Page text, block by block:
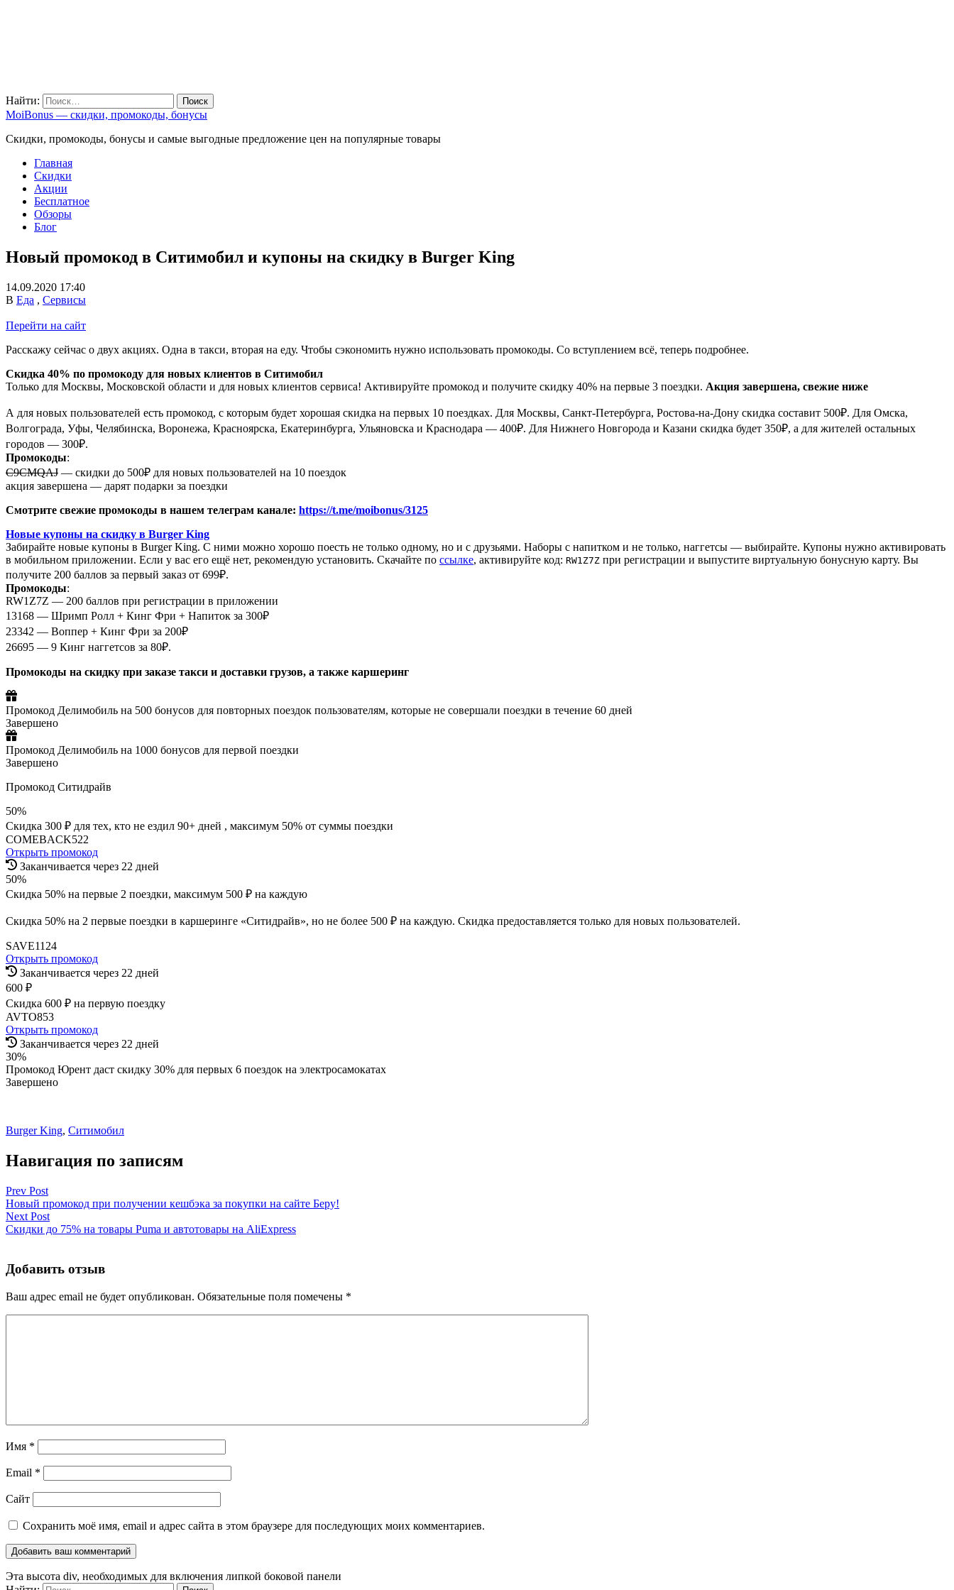
Найти:
MoiBonus — скидки, промокоды, бонусы
Скидки, промокоды, бонусы и самые выгодные предложение цен на популярные товары
Главная
Скидки
Акции
Бесплатное
Обзоры
Блог
Новый промокод в Ситимобил и купоны на скидку в Burger King
14.09.2020 17:40
В Еда , Сервисы
Перейти на сайт
Расскажу сейчас о двух акциях. Одна в такси, вторая на еду. Чтобы сэкономить нужно использовать промокоды. Со вступлением всё, теперь подробнее.
Скидка 40% по промокоду для новых клиентов в Ситимобил
Только для Москвы, Московской области и для новых клиентов сервиса! Активируйте промокод и получите скидку 40% на первые 3 поездки. Акция завершена, свежие ниже
А для новых пользователей есть промокод, с которым будет хорошая скидка на первых 10 поездках. Для Москвы, Санкт-Петербурга, Ростова-на-Дону скидка составит 500₽. Для Омска,
Волгограда, Уфы, Челябинска, Воронежа, Красноярска, Екатеринбурга, Ульяновска и Краснодара — 400₽. Для Нижнего Новгорода и Казани скидка будет 350₽, а для жителей остальных
городов — 300₽.
Промокоды:
C9CMQAJ — скидки до 500₽ для новых пользователей на 10 поездок
акция завершена — дарят подарки за поездки
Смотрите свежие промокоды в нашем телеграм канале: https://t.me/moibonus/3125
Новые купоны на скидку в Burger King
Забирайте новые купоны в Burger King. С ними можно хорошо поесть не только одному, но и с друзьями. Наборы с напитком и не только, наггетсы — выбирайте. Купоны нужно активировать
в мобильном приложении. Если у вас его ещё нет, рекомендую установить. Скачайте по ссылке, активируйте код: RW1Z7Z при регистрации и выпустите виртуальную бонусную карту. Вы
получите 200 баллов за первый заказ от 699₽.
Промокоды:
RW1Z7Z — 200 баллов при регистрации в приложении
13168 — Шримп Ролл + Кинг Фри + Напиток за 300₽
23342 — Воппер + Кинг Фри за 200₽
26695 — 9 Кинг наггетсов за 80₽.
Промокоды на скидку при заказе такси и доставки грузов, а также каршеринг
Промокод Делимобиль на 500 бонусов для повторных поездок пользователям, которые не совершали поездки в течение 60 дней
Завершено
Промокод Делимобиль на 1000 бонусов для первой поездки
Завершено
Промокод Ситидрайв
50%
Скидка 300 ₽ для тех, кто не ездил 90+ дней , максимум 50% от суммы поездки
COMEBACK522
Открыть промокод
Заканчивается через 22 дней
50%
Скидка 50% на первые 2 поездки, максимум 500 ₽ на каждую
Скидка 50% на 2 первые поездки в каршеринге «Ситидрайв», но не более 500 ₽ на каждую. Скидка предоставляется только для новых пользователей.
SAVE1124
Открыть промокод
Заканчивается через 22 дней
600 ₽
Скидка 600 ₽ на первую поездку
AVTO853
Открыть промокод
Заканчивается через 22 дней
30%
Промокод Юрент даст скидку 30% для первых 6 поездок на электросамокатах
Завершено
Burger King, Ситимобил
Навигация по записям
Prev Post
Новый промокод при получении кешбэка за покупки на сайте Беру!
Next Post
Скидки до 75% на товары Puma и автотовары на AliExpress
Добавить отзыв
Ваш адрес email не будет опубликован. Обязательные поля помечены *
Имя *
Email *
Сайт
Сохранить моё имя, email и адрес сайта в этом браузере для последующих моих комментариев.
Эта высота div, необходимых для включения липкой боковой панели